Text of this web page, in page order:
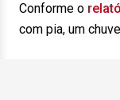
Conforme o
com pia, um